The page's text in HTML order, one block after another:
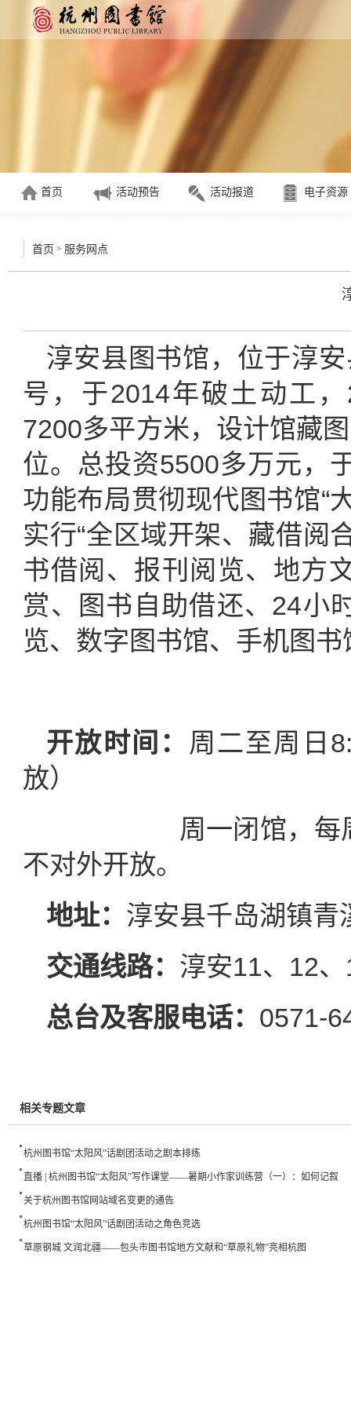
首页 活动预告 活动报道 电子资源
首页 > 服务网点
淳安县图书馆，位于淳
号，于2014年破土动工
7200多平方米，设计馆藏
位。总投资5500多万元，
功能布局贯彻现代图书馆“
实行“全区域开架、藏借阅
书借阅、报刊阅览、地方
赏、图书自助借还、24小
览、数字图书馆、手机图
开放时间： 周二至周日
放）
周一闭馆，每周一
不对外开放。
地址： 淳安县千岛湖镇青
交通线路： 淳安11、12
总台及客服电话： 0571-
相关专题文章
杭州图书馆“太阳风”话剧团活动之剧本排练
直播 | 杭州图书馆“太阳风”写作课堂——暑期小作家训练营（一）：如何记叙
关于杭州图书馆网站域名变更的通告
杭州图书馆“太阳风”话剧团活动之角色竞选
草原钢城 文润北疆——包头市图书馆地方文献和“草原礼物”亮相杭图